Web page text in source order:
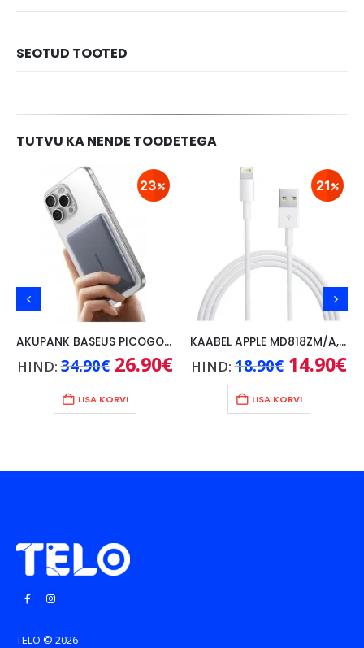
SEOTUD TOOTED
TUTVU KA NENDE TOODETEGA
23
AKUPANK BASEUS PICOGO AM41 5000mAh, 20W, KAABEL USB-C 60W/30CM, HALL
HIND:34.90€ Algne
hind
oli:
34.90€.
26.90€Praegune
hind
LISA KORVI
21
KAABEL APPLE MD818ZM/A, 1M
HIND:18.90€ Algne
hind
oli:
18.90€.
14.90€
LISA KORVI
TELO © 2026